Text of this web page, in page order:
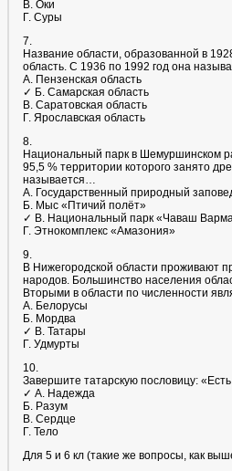
В. Оки
Г. Суры
7.
Название области, образованной в
область. С 1936 по 1992 год она
А. Пензенская область
✓ Б. Самарская область
В. Саратовская область
Г. Ярославская область
8.
Национальный парк в Шемуршинском
95,5 % территории которого занято
называется…
А. Государственный природный
Б. Мыс «Птичий полёт»
✓ В. Национальный парк «Чаваш
Г. Этнокомплекс «Амазония»
9.
В Нижегородской области проживают
народов. Большинство населения
Вторыми в области по численности
А. Белорусы
Б. Мордва
✓ В. Татары
Г. Удмурты
10.
Завершите татарскую пословицу:
✓ А. Надежда
Б. Разум
В. Сердце
Г. Тело
Для 5 и 6 кл (такие же вопросы, как